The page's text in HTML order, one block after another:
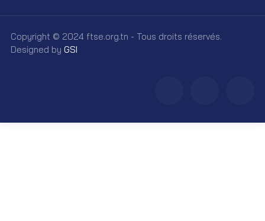
Copyright © 2024 ftse.org.tn - Tous droits réservés.
Designed by GSI